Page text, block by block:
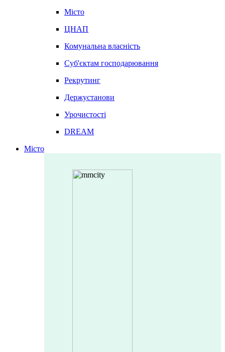
Місто
ЦНАП
Комунальна власність
Суб'єктам господарювання
Рекрутинг
Держустанови
Урочистості
DREAM
Місто